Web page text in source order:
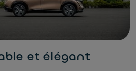
et élégant